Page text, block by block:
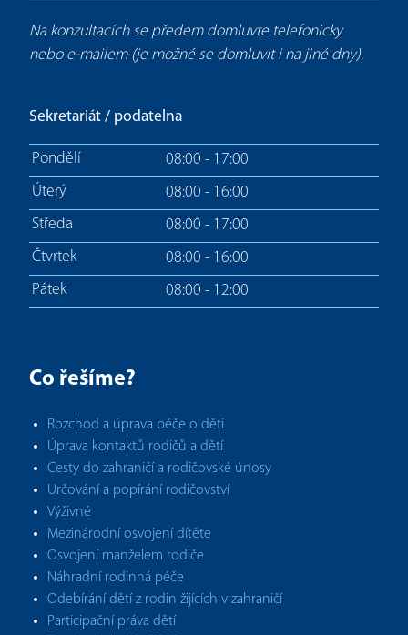
Na konzultacích se předem domluvte telefonicky
nebo e-mailem (je možné se domluvit i na jiné dny).
Sekretariát / podatelna
Pondělí 08:00 - 17:00
Úterý 08:00 - 16:00
Středa 08:00 - 17:00
Čtvrtek 08:00 - 16:00
Pátek 08:00 - 12:00
Co řešíme?
Rozchod a úprava péče o děti
Úprava kontaktů rodičů a dětí
Cesty do zahraničí a rodičovské únosy
Určování a popírání rodičovství
Výživné
Mezinárodní osvojení dítěte
Osvojení manželem rodiče
Náhradní rodinná péče
Odebírání dětí z rodin žijících v zahraničí
Participační práva dětí